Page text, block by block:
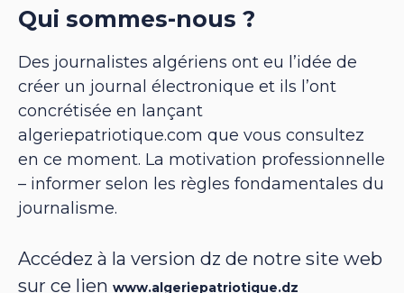
Qui sommes-nous ?
Des journalistes algériens ont eu l’idée de
créer un journal électronique et ils l’ont
concrétisée en lançant
algeriepatriotique.com que vous consultez
en ce moment. La motivation professionnelle
– informer selon les règles fondamentales du
journalisme.
Accédez à la version dz de notre site web
sur ce lien www.algeriepatriotique.dz